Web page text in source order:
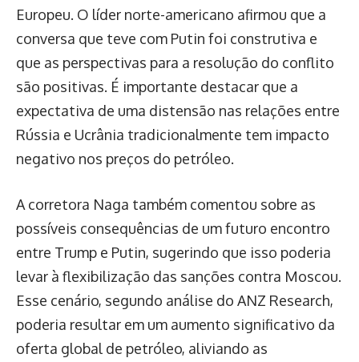
Europeu. O líder norte-americano afirmou que a
conversa que teve com Putin foi construtiva e
que as perspectivas para a resolução do conflito
são positivas. É importante destacar que a
expectativa de uma distensão nas relações entre
Rússia e Ucrânia tradicionalmente tem impacto
negativo nos preços do petróleo.
A corretora Naga também comentou sobre as
possíveis consequências de um futuro encontro
entre Trump e Putin, sugerindo que isso poderia
levar à flexibilização das sanções contra Moscou.
Esse cenário, segundo análise do ANZ Research,
poderia resultar em um aumento significativo da
oferta global de petróleo, aliviando as